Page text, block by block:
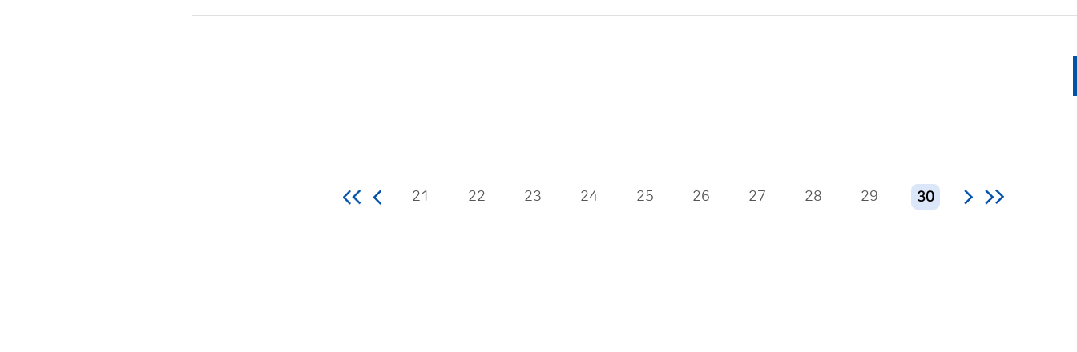
21 22 23 24 25 26 27 28 29 30